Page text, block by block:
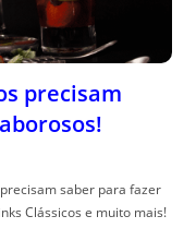
precisam
saber para fazer
Clássicos e muito mais!